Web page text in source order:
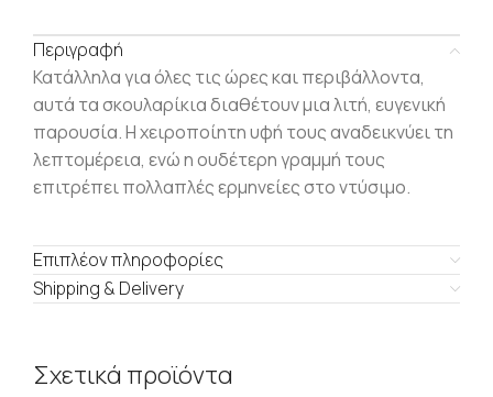
Περιγραφή
Κατάλληλα για όλες τις ώρες και περιβάλλοντα,
αυτά τα σκουλαρίκια διαθέτουν μια λιτή, ευγενική
παρουσία. Η χειροποίητη υφή τους αναδεικνύει τη
λεπτομέρεια, ενώ η ουδέτερη γραμμή τους
επιτρέπει πολλαπλές ερμηνείες στο ντύσιμο.
Επιπλέον πληροφορίες
Shipping & Delivery
Σχετικά προϊόντα